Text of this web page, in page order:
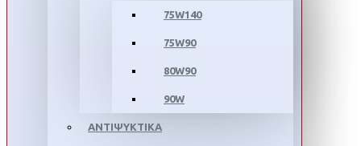
75W140
75W90
80W90
90W
ΑΝΤΙΨΥΚΤΙΚΑ